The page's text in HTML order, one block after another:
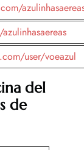
user/voeazul
del
de